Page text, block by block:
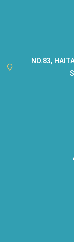
NO.83,